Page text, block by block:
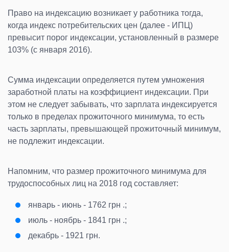
Право на индексацию возникает у работника тогда,
когда индекс потребительских цен (далее - ИПЦ)
превысит порог индексации, установленный в размере
103% (с января 2016).
Сумма индексации определяется путем умножения
заработной платы на коэффициент индексации. При
этом не следует забывать, что зарплата индексируется
только в пределах прожиточного минимума, то есть
часть зарплаты, превышающей прожиточный минимум,
не подлежит индексации.
Напомним, что размер прожиточного минимума для
трудоспособных лиц на 2018 год составляет:
январь - июнь - 1762 грн .;
июль - ноябрь - 1841 грн .;
декабрь - 1921 грн.